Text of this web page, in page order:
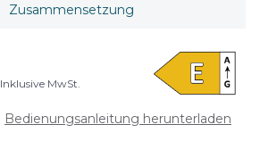
Zusammensetzung
Inklusive MwSt.
Bedienungsanleitung herunterladen